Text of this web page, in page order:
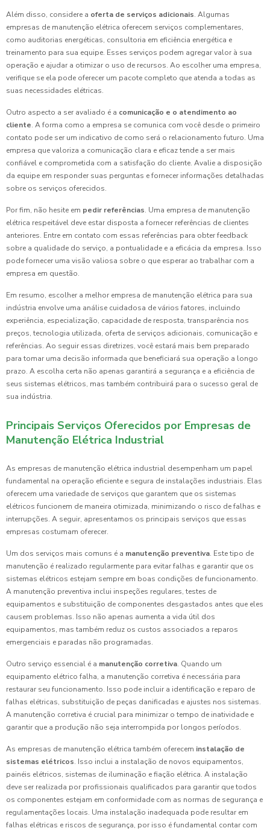
Além disso, considere a oferta de serviços adicionais. Algumas
empresas de manutenção elétrica oferecem serviços complementares,
como auditorias energéticas, consultoria em eficiência energética e
treinamento para sua equipe. Esses serviços podem agregar valor à sua
operação e ajudar a otimizar o uso de recursos. Ao escolher uma empresa,
verifique se ela pode oferecer um pacote completo que atenda a todas as
suas necessidades elétricas.
Outro aspecto a ser avaliado é a comunicação e o atendimento ao
cliente. A forma como a empresa se comunica com você desde o primeiro
contato pode ser um indicativo de como será o relacionamento futuro. Uma
empresa que valoriza a comunicação clara e eficaz tende a ser mais
confiável e comprometida com a satisfação do cliente. Avalie a disposição
da equipe em responder suas perguntas e fornecer informações detalhadas
sobre os serviços oferecidos.
Por fim, não hesite em pedir referências. Uma empresa de manutenção
elétrica respeitável deve estar disposta a fornecer referências de clientes
anteriores. Entre em contato com essas referências para obter feedback
sobre a qualidade do serviço, a pontualidade e a eficácia da empresa. Isso
pode fornecer uma visão valiosa sobre o que esperar ao trabalhar com a
empresa em questão.
Em resumo, escolher a melhor empresa de manutenção elétrica para sua
indústria envolve uma análise cuidadosa de vários fatores, incluindo
experiência, especialização, capacidade de resposta, transparência nos
preços, tecnologia utilizada, oferta de serviços adicionais, comunicação e
referências. Ao seguir essas diretrizes, você estará mais bem preparado
para tomar uma decisão informada que beneficiará sua operação a longo
prazo. A escolha certa não apenas garantirá a segurança e a eficiência de
seus sistemas elétricos, mas também contribuirá para o sucesso geral de
sua indústria.
Principais Serviços Oferecidos por Empresas de
Manutenção Elétrica Industrial
As empresas de manutenção elétrica industrial desempenham um papel
fundamental na operação eficiente e segura de instalações industriais. Elas
oferecem uma variedade de serviços que garantem que os sistemas
elétricos funcionem de maneira otimizada, minimizando o risco de falhas e
interrupções. A seguir, apresentamos os principais serviços que essas
empresas costumam oferecer.
Um dos serviços mais comuns é a manutenção preventiva. Este tipo de
manutenção é realizado regularmente para evitar falhas e garantir que os
sistemas elétricos estejam sempre em boas condições de funcionamento.
A manutenção preventiva inclui inspeções regulares, testes de
equipamentos e substituição de componentes desgastados antes que eles
causem problemas. Isso não apenas aumenta a vida útil dos
equipamentos, mas também reduz os custos associados a reparos
emergenciais e paradas não programadas.
Outro serviço essencial é a manutenção corretiva. Quando um
equipamento elétrico falha, a manutenção corretiva é necessária para
restaurar seu funcionamento. Isso pode incluir a identificação e reparo de
falhas elétricas, substituição de peças danificadas e ajustes nos sistemas.
A manutenção corretiva é crucial para minimizar o tempo de inatividade e
garantir que a produção não seja interrompida por longos períodos.
As empresas de manutenção elétrica também oferecem instalação de
sistemas elétricos. Isso inclui a instalação de novos equipamentos,
painéis elétricos, sistemas de iluminação e fiação elétrica. A instalação
deve ser realizada por profissionais qualificados para garantir que todos
os componentes estejam em conformidade com as normas de segurança e
regulamentações locais. Uma instalação inadequada pode resultar em
falhas elétricas e riscos de segurança, por isso é fundamental contar com